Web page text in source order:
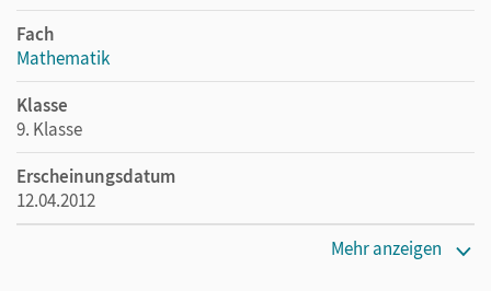
Fach
Mathematik
Klasse
9. Klasse
Erscheinungsdatum
12.04.2012
Mehr anzeigen